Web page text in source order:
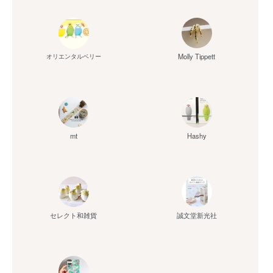
オリエンタルベリー Molly Tippett
mt Hashy
セレクト和雑貨 誠文堂新光社